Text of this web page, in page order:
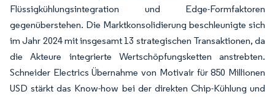
Flüssigkühlungsintegration und Edge-Formfaktoren
gegenüberstehen. Die Marktkonsolidierung beschleunigte sich
im Jahr 2024 mit insgesamt 13 strategischen Transaktionen, da
die Akteure integrierte Wertschöpfungsketten anstrebten.
Schneider Electrics Übernahme von Motivair für 850 Millionen
USD stärkt das Know-how bei der direkten Chip-Kühlung und